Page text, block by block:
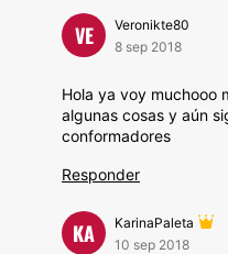
VE
Veronikte80
8 sep 2018
Hola ya voy muchooo
algunas cosas y aún
conformadores
Responder
KA
KarinaPaleta
10 sep 2018